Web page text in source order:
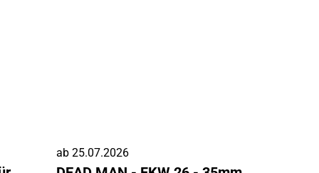
ab 25.07.2026